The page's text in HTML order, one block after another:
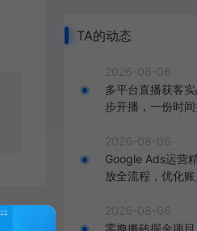
TA的动态
2026-08-06
多平台直播获客
步开播，一份时
2026-08-06
Google Ads运营
放全流程，优化
2026-08-06
零撸搬砖掘金项